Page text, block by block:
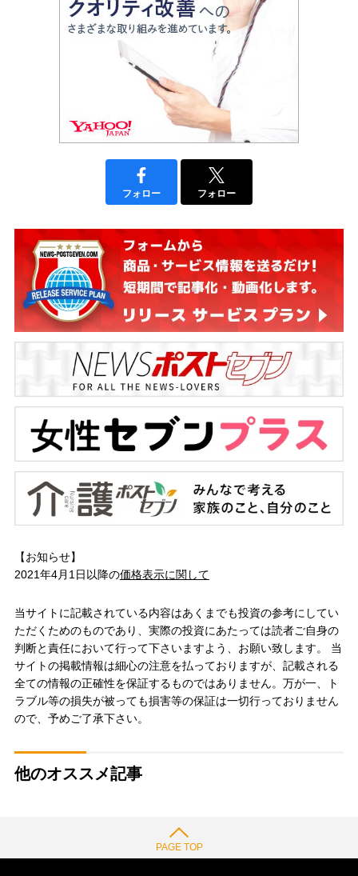
フォロー フォロー
【お知らせ】
2021年4月1日以降の価格表示に関して
当サイトに記載されている内容はあくまでも投資の参考にしてい
ただくためのものであり、実際の投資にあたっては読者ご自身の
判断と責任において行って下さいますよう、お願い致します。 当
サイトの掲載情報は細心の注意を払っておりますが、記載される
全ての情報の正確性を保証するものではありません。万が一、ト
ラブル等の損失が被っても損害等の保証は一切行っておりません
ので、予めご了承下さい。
他のオススメ記事
PAGE TOP